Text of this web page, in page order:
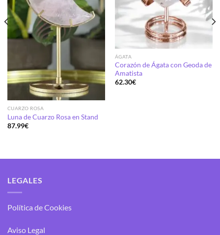
CUARZO ROSA
Luna de Cuarzo Rosa en Stand
87.99€
ÁGATA
Corazón de Ágata con Geoda de
Amatista
62.30€
LEGALES
Política de Cookies
Aviso Legal